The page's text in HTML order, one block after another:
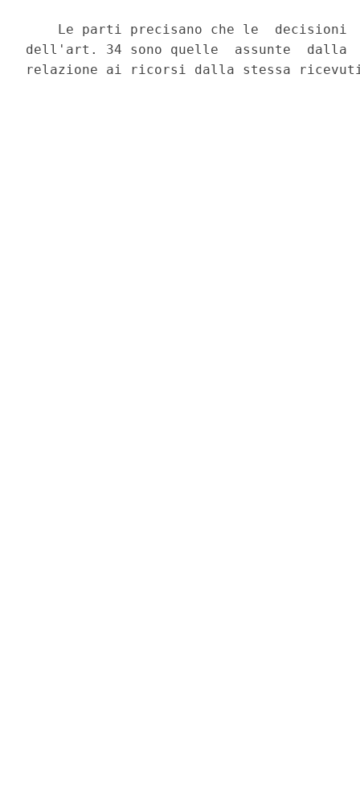
Le parti precisano che le  decisioni
dell'art. 34 sono quelle  assunte  dalla
relazione ai ricorsi dalla stessa